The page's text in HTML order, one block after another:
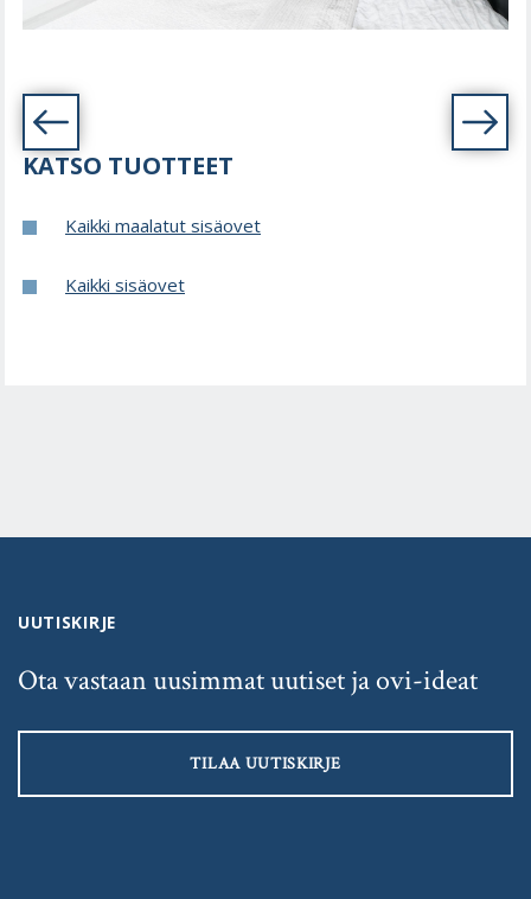
KATSO TUOTTEET
Kaikki maalatut sisäovet
Kaikki sisäovet
UUTISKIRJE
Ota vastaan uusimmat uutiset ja ovi-ideat
TILAA UUTISKIRJE